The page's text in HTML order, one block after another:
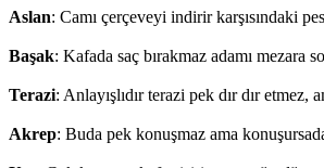
Aslan: Camı çerçeveyi indirir karşısındaki
Başak: Kafada saç bırakmaz adamı mezara
Terazi: Anlayışlıdır terazi pek dır dır etmez,
Akrep: Buda pek konuşmaz ama